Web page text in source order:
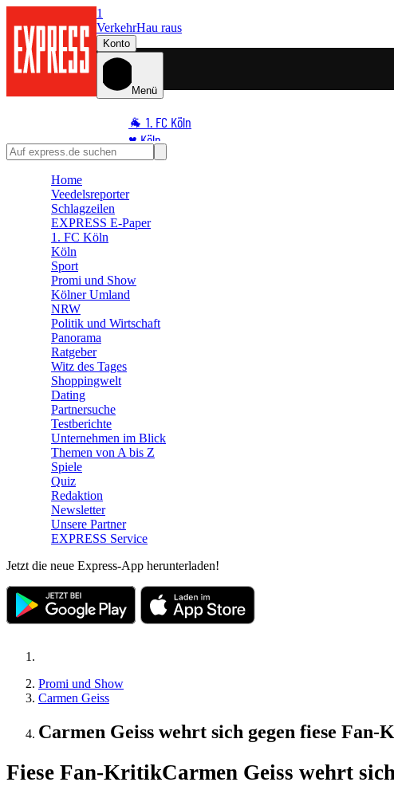
1
VerkehrHau raus
Konto
Menü
🐐 1. FC Köln
♥️ Köln
⭐ Promi
🛒 Shoppingwelt
🧩 Spiele
Home
Veedelsreporter
Schlagzeilen
EXPRESS E-Paper
1. FC Köln
Köln
Sport
Promi und Show
Kölner Umland
NRW
Politik und Wirtschaft
Panorama
Ratgeber
Witz des Tages
Shoppingwelt
Dating
Partnersuche
Testberichte
Unternehmen im Blick
Themen von A bis Z
Spiele
Quiz
Redaktion
Newsletter
Unsere Partner
EXPRESS Service
Jetzt die neue Express-App herunterladen!
Promi und Show
Carmen Geiss
Carmen Geiss wehrt sich gegen fiese
Fiese Fan-KritikCarmen Geiss wehrt